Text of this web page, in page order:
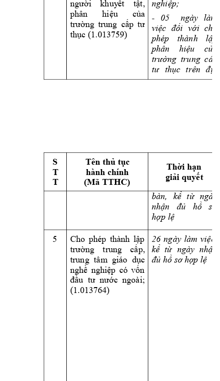
người khuyết
tật,
phân
hiệu
của
trường trung cấp tư
thục (1.013759)
nghiệp;
- 05 ngày làm
việc đối với cho
phép
thành
lập
phân
hiệu
của
trường trung cấp
tư thục trên địa
S
T
T
Tên thủ tục
hành chính
(Mã TTHC)
Thời hạn
giải quyết
bàn, kể từ ngày
nhận
đủ hồ
sơ
hợp lệ
5 Cho phép thành lập
trường
trung
cấp,
trung tâm giáo dục
nghề nghiệp có vốn
đầu tư  nước ngoài;
(1.013764)
26 ngày làm việc
kể từ ngày nhận
đủ hồ sơ hợp lệ